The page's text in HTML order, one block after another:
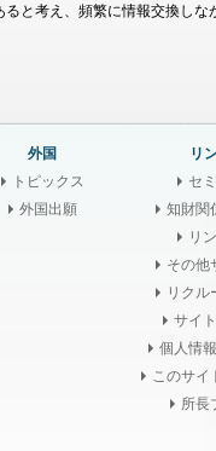
と考え、頻繁に情報交換しな
外国
トピックス
外国出願
リ
セ
知財関
リ
その他
リクル
サイ
個人情
このサイ
所長